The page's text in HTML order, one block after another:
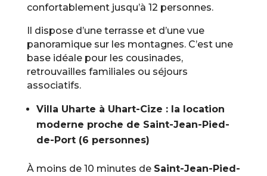
confortablement jusqu’à 12 personnes.
Il dispose d’une terrasse et d’une vue
panoramique sur les montagnes. C’est une
base idéale pour les cousinades,
retrouvailles familiales ou séjours
associatifs.
Villa Uharte à Uhart-Cize : la location
moderne proche de Saint-Jean-Pied-
de-Port (6 personnes)
À moins de 10 minutes de Saint-Jean-Pied-